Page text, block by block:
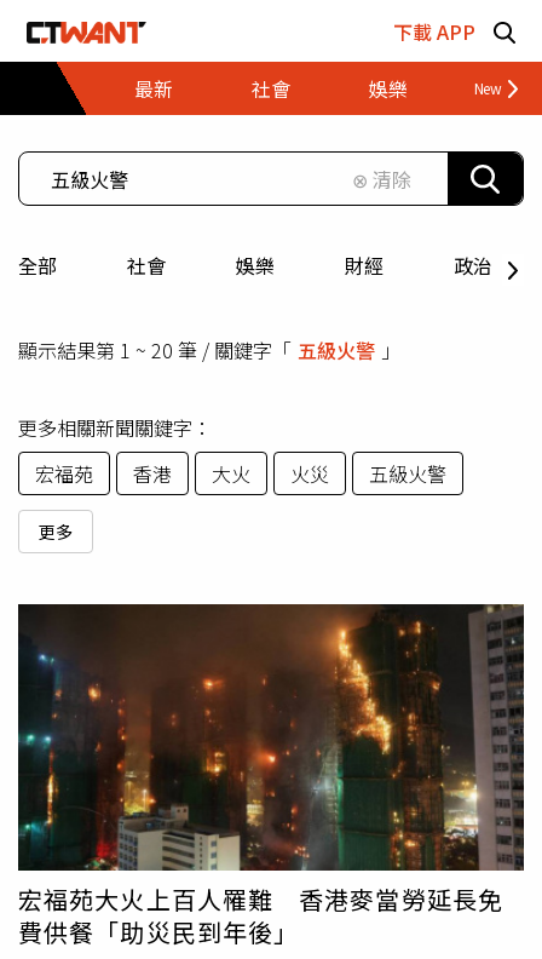
下載 APP
最新
社會 娛樂 財經
⊗ 清除
全部 社會 娛樂 財經 政治
顯示結果第 1 ~ 20 筆 / 關鍵字「 五級火警 」
更多相關新聞關鍵字：
宏福苑
香港 大火 火災 五級火警
更多
宏福苑大火上百人罹難 香港麥當勞延長免
費供餐「助災民到年後」